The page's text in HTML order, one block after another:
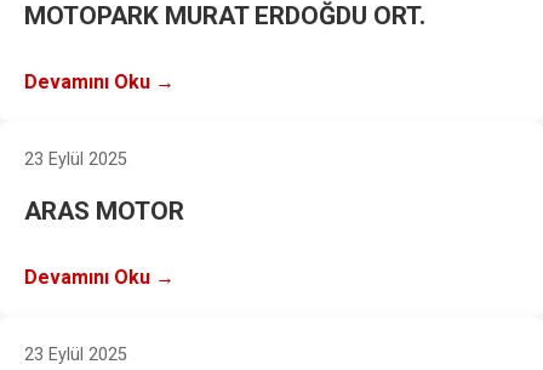
MOTOPARK MURAT ERDOĞDU ORT.
Devamını Oku →
23 Eylül 2025
ARAS MOTOR
Devamını Oku →
23 Eylül 2025